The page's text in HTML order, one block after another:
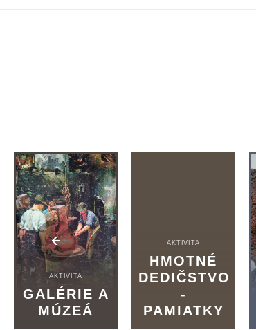
AKTIVITA
GALÉRIE A
MÚZEÁ
AKTIVITA
HMOTNÉ
DEDIČSTVO
-
PAMIATKY